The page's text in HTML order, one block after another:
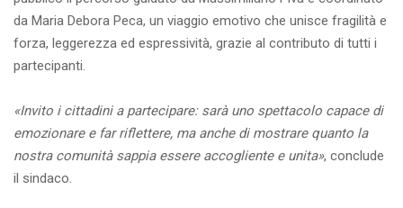
da Maria Debora Peca, un viaggio emotivo che unisce fragilità e
forza, leggerezza ed espressività, grazie al contributo di tutti i
partecipanti.
«Invito i cittadini a partecipare: sarà uno spettacolo capace di
emozionare e far riflettere, ma anche di mostrare quanto la
nostra comunità sappia essere accogliente e unita», conclude
il sindaco.